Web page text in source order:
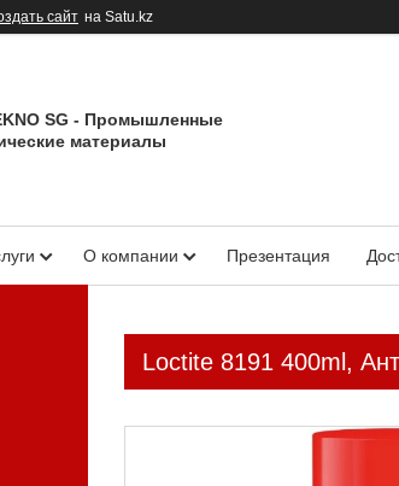
сайт на Satu.kz
SG - Промышленные
материалы
О компании Презентация
Loctite 8191 400ml,